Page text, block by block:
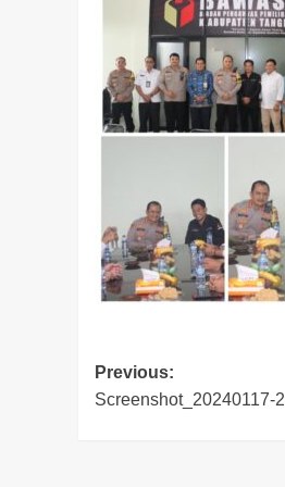
Post
navigation
Previous:
Screenshot_20240117-